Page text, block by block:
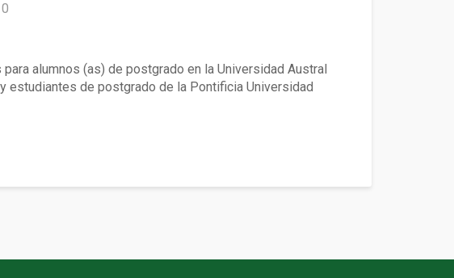
0
alumnos (as) de postgrado en la Universidad Austral
estudiantes de postgrado de la Pontificia Universidad